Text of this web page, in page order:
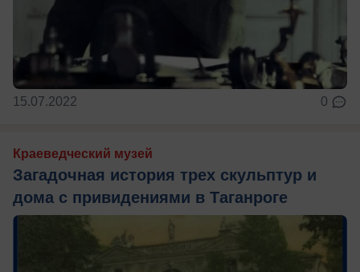
15.07.2022 0
Краеведческий музей
Загадочная история трех скульптур и
дома с привидениями в Таганроге